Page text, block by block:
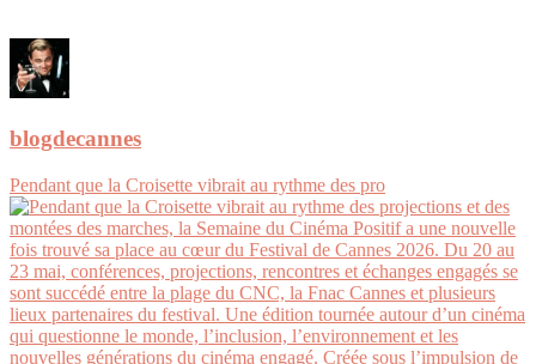
blogdecannes
Pendant que la Croisette vibrait au rythme des pro